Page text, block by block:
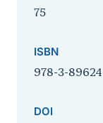
75
ISBN
978-3-
DOI